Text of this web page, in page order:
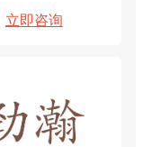
立即咨询